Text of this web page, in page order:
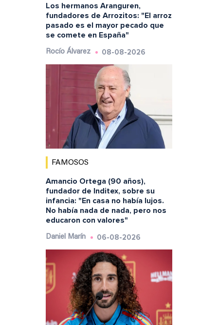
Los hermanos Aranguren,
fundadores de Arrozitos: "El arroz
pasado es el mayor pecado que
se comete en España"
Rocío Álvarez 08-08-2026
FAMOSOS
Amancio Ortega (90 años),
fundador de Inditex, sobre su
infancia: "En casa no había lujos.
No había nada de nada, pero nos
educaron con valores"
Daniel Marín 06-08-2026